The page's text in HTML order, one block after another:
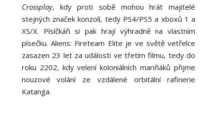
Crossplay, kdy proti sobě mohou hrát majitelé
stejných značek konzolí, tedy PS4/PS5 a xboxů 1 a
XS/X. Písíčkáři si pak hrají výhradně na vlastním
písečku. Aliens: Fireteam Elite je ve světě vetřelce
zasazen 23 let za události ve třetím filmu, tedy do
roku 2202, kdy velení koloniálních mariňáků přijme
nouzové volání ze vzdálené orbitální rafinerie
Katanga.